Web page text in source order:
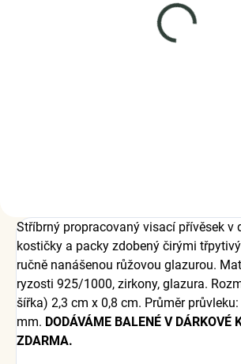
Stříbrný propracovaný visací přívěsek v
kostičky a packy zdobený čirými
ručně nanášenou růžovou glazurou.
ryzosti 925/1000, zirkony, glazura.
šířka) 2,3 cm x 0,8 cm. Průměr
mm. DODÁVÁME BALENÉ V DÁRKOVÉ
ZDARMA.